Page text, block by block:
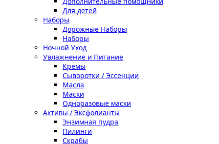
Для детей
Наборы
Дорожные Наборы
Наборы
Ночной Уход
Увлажнение и Питание
Кремы
Сыворотки / Эссенции
Масла
Маски
Одноразовые маски
Активы / Эксфолианты
Энзимная пудра
Пилинги
Скрабы